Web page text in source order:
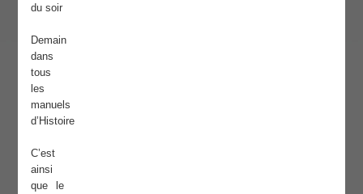
du soir
Demain
dans
tous
les
manuels
d’Histoire
C’est
ainsi
que le